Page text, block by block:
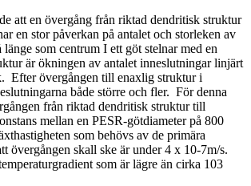
att en övergång från riktad dendritisk struktur
en stor påverkan på antalet och storleken av
som centrum I ett göt stelnar med en
är ökningen av antalet inneslutningar linjärt
Efter övergången till enaxlig struktur i
både större och fler. För denna
från riktad dendritisk struktur till
mellan en PESR-götdiameter på 800
som behövs av de primära
övergången skall ske är under 4 x 10-7m/s.
som är lägre än cirka 103